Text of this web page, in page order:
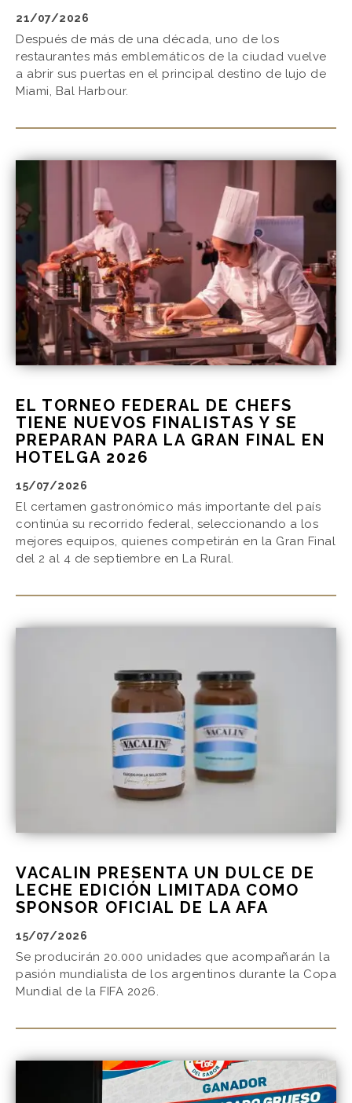
21/07/2026
Después de más de una década, uno de los
restaurantes más emblemáticos de la ciudad vuelve
a abrir sus puertas en el principal destino de lujo de
Miami, Bal Harbour.
EL TORNEO FEDERAL DE CHEFS
TIENE NUEVOS FINALISTAS Y SE
PREPARAN PARA LA GRAN FINAL EN
HOTELGA 2026
15/07/2026
El certamen gastronómico más importante del país
continúa su recorrido federal, seleccionando a los
mejores equipos, quienes competirán en la Gran Final
del 2 al 4 de septiembre en La Rural.
VACALIN PRESENTA UN DULCE DE
LECHE EDICIÓN LIMITADA COMO
SPONSOR OFICIAL DE LA AFA
15/07/2026
Se producirán 20.000 unidades que acompañarán la
pasión mundialista de los argentinos durante la Copa
Mundial de la FIFA 2026.